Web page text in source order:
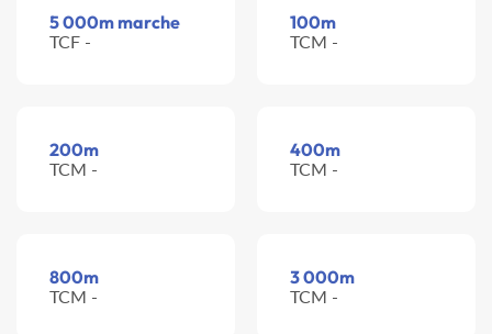
5 000m marche
TCF -
100m
TCM -
200m
TCM -
400m
TCM -
800m
TCM -
3 000m
TCM -